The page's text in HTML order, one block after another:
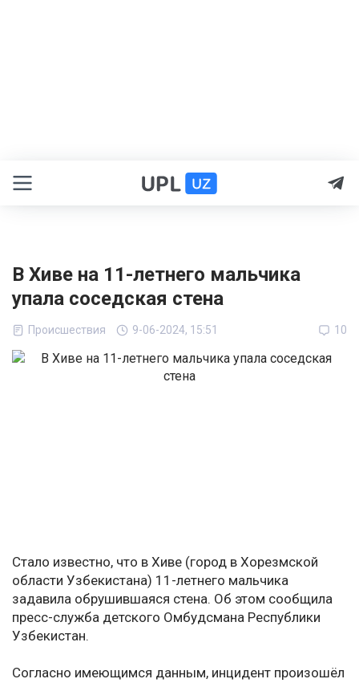
В Хиве на 11-летнего мальчика
упала соседская стена
Происшествия 9-06-2024, 15:51 10
Стало известно, что в Хиве (город в Хорезмской
области Узбекистана) 11-летнего мальчика
задавила обрушившаяся стена. Об этом сообщила
пресс-служба детского Омбудсмана Республики
Узбекистан.
Согласно имеющимся данным, инцидент произошёл